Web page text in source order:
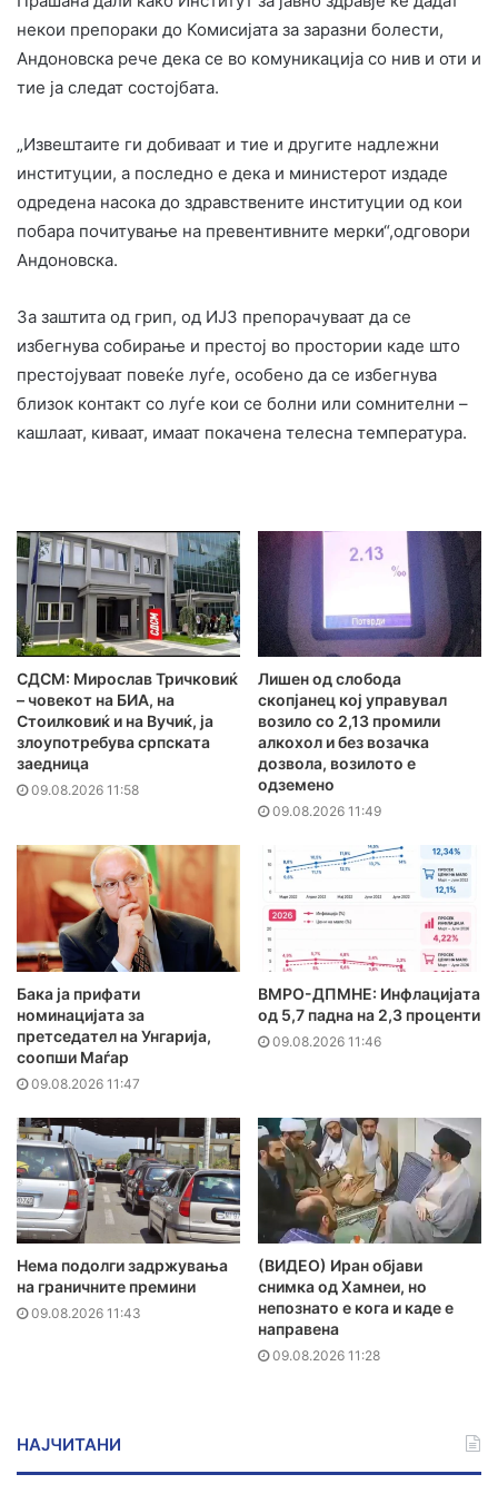
некои препораки до Комисијата за заразни болести,
Андоновска рече дека се во комуникација со нив и оти и
тие ја следат состојбата.
„Извештаите ги добиваат и тие и другите надлежни
институции, а последно е дека и министерот издаде
одредена насока до здравствените институции од кои
побара почитување на превентивните мерки“,одговори
Андоновска.
За заштита од грип, од ИЈЗ препорачуваат да се
избегнува собирање и престој во простории каде што
престојуваат повеќе луѓе, особено да се избегнува
близок контакт со луѓе кои се болни или сомнителни –
кашлаат, киваат, имаат покачена телесна температура.
СДСМ: Мирослав Тричковиќ
– човекот на БИА, на
Стоилковиќ и на Вучиќ, ја
злоупотребува српската
заедница
09.08.2026 11:58
Лишен од слобода
скопјанец кој управувал
возило со 2,13 промили
алкохол и без возачка
дозвола, возилото е
одземено
09.08.2026 11:49
Бака ја прифати
номинацијата за
претседател на Унгарија,
соопши Маѓар
09.08.2026 11:47
ВМРО-ДПМНЕ: Инфлацијата
од 5,7 падна на 2,3 проценти
09.08.2026 11:46
Нема подолги задржувања
на граничните премини
09.08.2026 11:43
(ВИДЕО) Иран објави
снимка од Хамнеи, но
непознато е кога и каде е
направена
09.08.2026 11:28
НАЈЧИТАНИ